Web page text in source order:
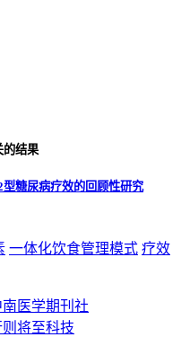
的结果
糖尿病疗效的回顾性研究
一体化饮食管理模式 疗效
医学期刊社
则将至科技